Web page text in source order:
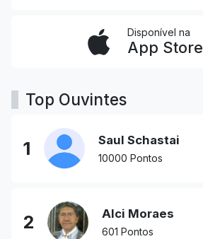
Disponível na
App Store
Top Ouvintes
1 Saul Schastai
10000 Pontos
2 Alci Moraes
601 Pontos